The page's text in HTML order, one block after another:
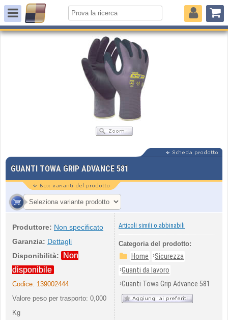
GUANTI TOWA GRIP ADVANCE 581
Produttore: Non specificato
Garanzia: Dettagli
Disponibilità:
Non
disponibile
Codice: 139002444
Valore peso per trasporto: 0,000
Kg
Articoli simili o abbinabili
Categoria del prodotto:
Home ›Sicurezza
›Guanti da lavoro
›Guanti Towa Grip Advance 581